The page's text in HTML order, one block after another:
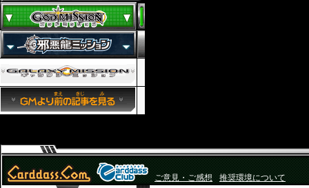
ご意見・ご感想 推奨環境について